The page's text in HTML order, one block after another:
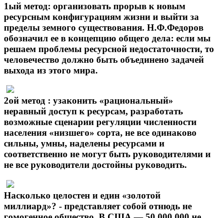
1ый метод: организовать прорыв к новым
ресурсным конфигурациям жизни и выйти за
пределы земного существования. Н.Ф.Федоров
обозначил ее в концепцию общего дела: если мы
решаем проблемы ресурсной недостаточности, то
человечество должно быть объединено задачей
выхода из этого мира.
2ой метод : узаконить «рациональный»
неравный доступ к ресурсам, разработать
возможные сценарии регуляции численности
населения «низшего» сорта, не все одинаково
сильны, умны, наделены ресурсами и
соответственно не могут быть руководителями и
не все руководители достойны руководить.
Насколько целостен и един «золотой
миллиард»? - представляет собой отнюдь не